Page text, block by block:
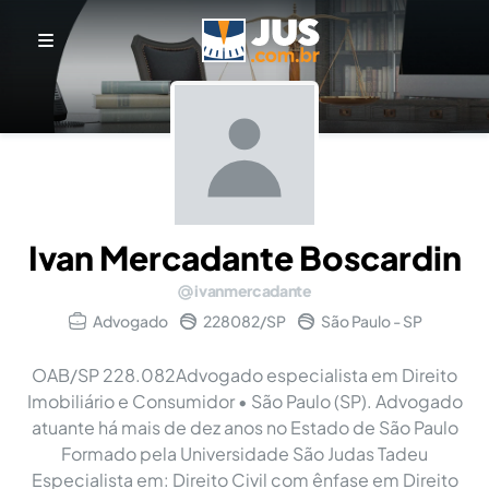
Ivan Mercadante Boscardin
ivanmercadante
Advogado
228082/SP São Paulo - SP
OAB/SP 228.082Advogado especialista em Direito
Imobiliário e Consumidor • São Paulo (SP). Advogado
atuante há mais de dez anos no Estado de São Paulo
Formado pela Universidade São Judas Tadeu
Especialista em: Direito Civil com ênfase em Direito